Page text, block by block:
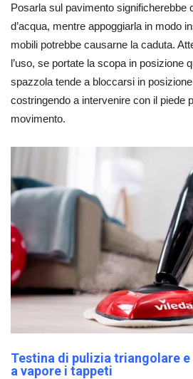
Posarla sul pavimento significherebbe
d’acqua, mentre appoggiarla in modo
mobili potrebbe causarne la caduta.
l’uso, se portate la scopa in posizione
spazzola tende a bloccarsi in
costringendo a intervenire con il piede
movimento.
Testina di pulizia triangolare
a vapore i tappeti